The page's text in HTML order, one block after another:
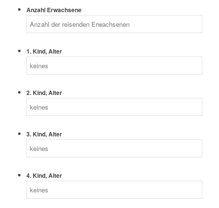
Anzahl Erwachsene
1. Kind, Alter
2. Kind, Alter
3. Kind, Alter
4. Kind, Alter